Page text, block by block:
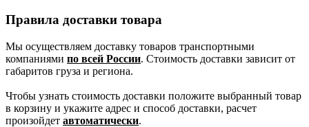
Правила доставки товара
Мы осуществляем доставку товаров транспортными
компаниями по всей России. Стоимость доставки зависит от
габаритов груза и региона.
Чтобы узнать стоимость доставки положите выбранный товар
в корзину и укажите адрес и способ доставки, расчет
произойдет автоматически.